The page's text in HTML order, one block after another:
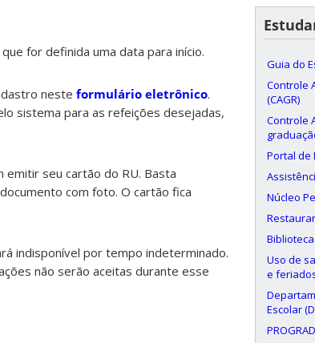
for definida uma data para início.
neste formulário eletrônico.
sistema para as refeições desejadas,
seu cartão do RU. Basta
com foto. O cartão fica
indisponível por tempo indeterminado.
não serão aceitas durante esse
Guia do
Controle
(CAGR)
Controle
Portal de
Núcleo
Uso de
e
Escolar
PROGRAD